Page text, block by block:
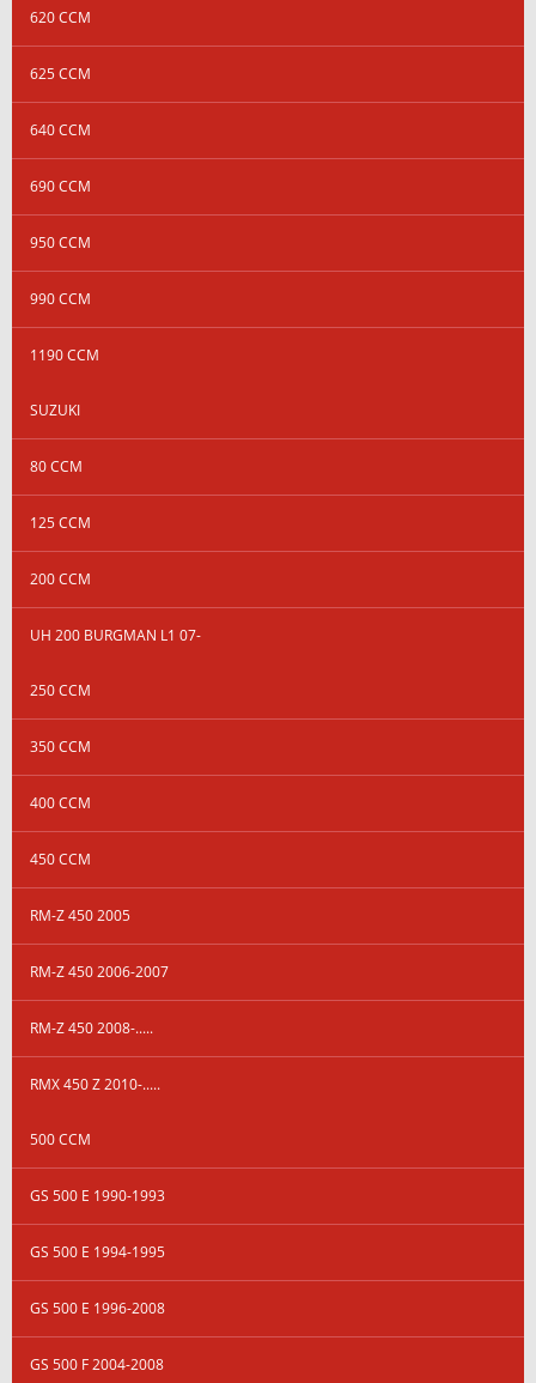
620 CCM
625 CCM
640 CCM
690 CCM
950 CCM
990 CCM
1190 CCM
SUZUKI
80 CCM
125 CCM
200 CCM
UH 200 BURGMAN L1 07-
250 CCM
350 CCM
400 CCM
450 CCM
RM-Z 450 2005
RM-Z 450 2006-2007
RM-Z 450 2008-.....
RMX 450 Z 2010-.....
500 CCM
GS 500 E 1990-1993
GS 500 E 1994-1995
GS 500 E 1996-2008
GS 500 F 2004-2008